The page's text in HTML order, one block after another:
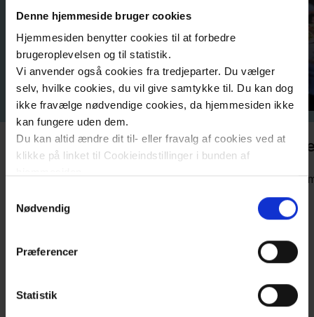
Denne hjemmeside bruger cookies
Hjemmesiden benytter cookies til at forbedre
brugeroplevelsen og til statistik.
Vi anvender også cookies fra tredjeparter. Du vælger
selv, hvilke cookies, du vil give samtykke til. Du kan dog
ikke fravælge nødvendige cookies, da hjemmesiden ikke
kan fungere uden dem.
Du kan altid ændre dit til- eller fravalg af cookies ved at
klikke på linket til Cookieindstillinger i bunden af
Læs mere om brugen af cookies på vores hjemmeside
Læs mere om vores behandling af personoplysninger
her.
Nødvendig
Præferencer
Statistik
Diabetesbehandling på sygehuse
Læs mere her Læs